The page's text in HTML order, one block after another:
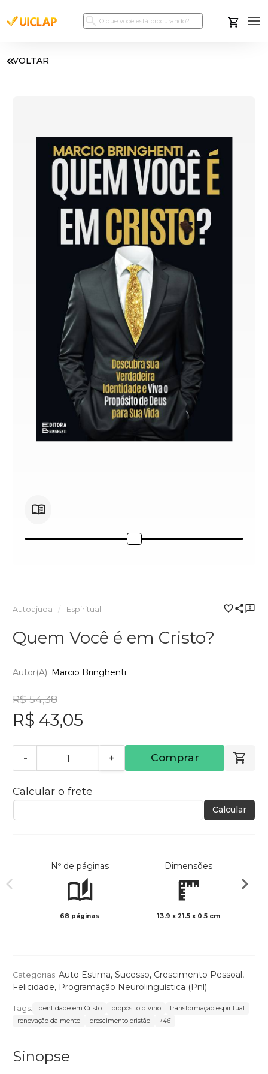
VOLTAR
Autoajuda Espiritual
Quem Você é em Cristo?
Autor(a): Marcio Bringhenti
R$ 54,38
R$ 43,05
- + Comprar
Calcular o frete
Calcular
Nº de páginas
68 páginas
Dimensões
13.9 x 21.5 x 0.5 cm
Categorias: Auto Estima, Sucesso, Crescimento Pessoal ,
Felicidade, Programação Neurolinguística (Pnl)
Tags: identidade em Cristo propósito divino
transformação espiritual
renovação da mente
crescimento cristão +46
Sinopse